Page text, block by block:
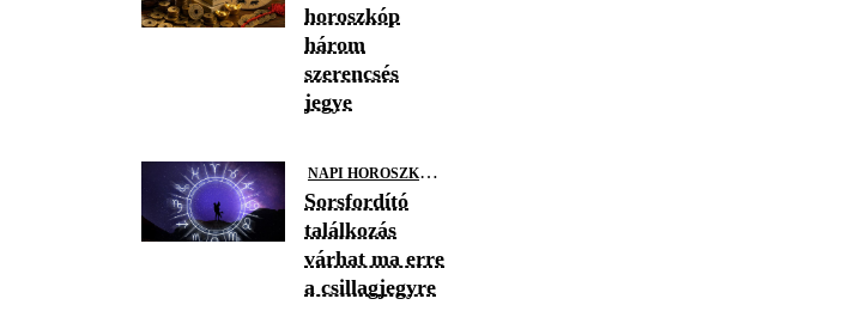
horoszkóp
három
szerencsés
jegye
N
API HOROSZKÓP
Sorsfordító
találkozás
várhat ma erre
a csillagjegyre